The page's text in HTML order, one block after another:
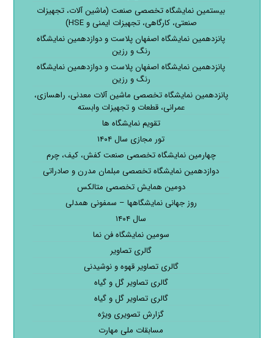
بیستمین نمایشگاه تخصصی صنعت (ماشین آلات، تجهیزات
صنعتی، کارگاهی، تجهیزات ایمنی و HSE)
پانزدهمین نمایشگاه اصفهان پلاست و دوازدهمین نمایشگاه
رنگ و رزین
پانزدهمین نمایشگاه اصفهان پلاست و دوازدهمین نمایشگاه
رنگ و رزین
پانزدهمین نمایشگاه تخصصی ماشین آلات معدنی، راهسازی،
عمرانی، قطعات و تجهیزات وابسته
تقویم نمایشگاه ها
تور مجازی سال ۱۴۰۴
چهارمین نمایشگاه تخصصی صنعت کفش، کیف، چرم
دوازدهمین نمایشگاه تخصصی مبلمان مدرن و صادراتی
دومین همایش تخصصی متالکس
روز جهانی نمایشگاهها – سمفونی همدلی
سال ۱۴۰۴
سومین نمایشگاه فن نما
گالری تصاویر
گالری تصاویر قهوه و نوشیدنی
گالری تصاویر گل و گیاه
گالری تصاویر گل و گیاه
گزارش تصویری ویژه
مسابقات ملی مهارت